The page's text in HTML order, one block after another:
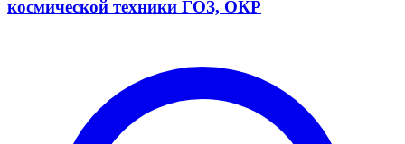
космической техники ГОЗ, ОКР